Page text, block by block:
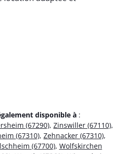
disponible à :
(67290), Zinswiller (67110),
(67310), Zehnacker (67310),
(67700), Wolfskirchen